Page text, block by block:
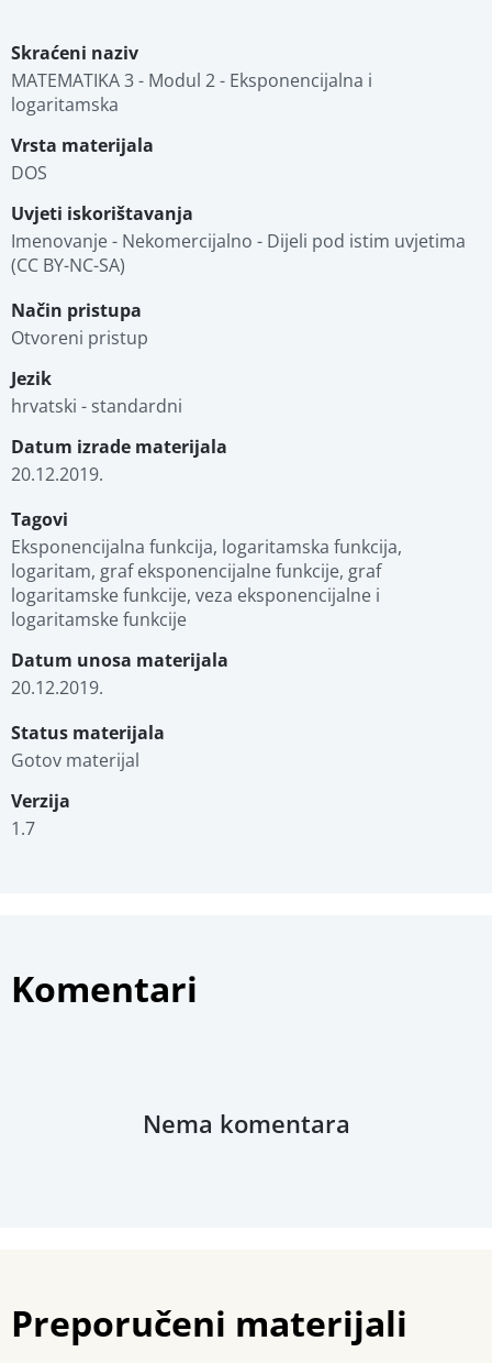
Skraćeni naziv
MATEMATIKA 3 - Modul 2 - Eksponencijalna i
logaritamska
Vrsta materijala
DOS
Uvjeti iskorištavanja
Imenovanje - Nekomercijalno - Dijeli pod istim uvjetima
(CC BY-NC-SA)
Način pristupa
Otvoreni pristup
Jezik
hrvatski - standardni
Datum izrade materijala
20.12.2019.
Tagovi
Eksponencijalna funkcija, logaritamska funkcija,
logaritam, graf eksponencijalne funkcije, graf
logaritamske funkcije, veza eksponencijalne i
logaritamske funkcije
Datum unosa materijala
20.12.2019.
Status materijala
Gotov materijal
Verzija
1.7
Komentari
Nema komentara
Preporučeni materijali